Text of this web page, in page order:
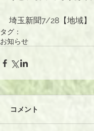
埼玉新聞7/28【地域】
タグ：
お知らせ
コメント